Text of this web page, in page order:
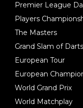
Premier League
Players
The Masters
Grand Slam of Darts
European Tour
European
World Grand Prix
World Matchplay